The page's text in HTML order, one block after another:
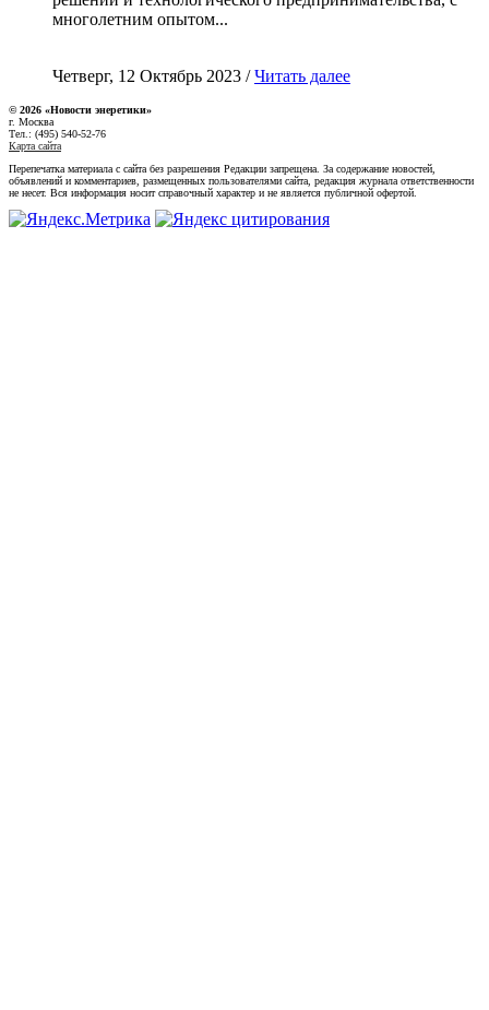
многолетним опытом...
Четверг, 12 Октябрь 2023 /Читать далее
© 2026 «Новости энеретики»
г. Москва
Тел.: (495) 540-52-76
Карта сайта
Перепечатка материала с сайта без разрешения Редакции запрещена. За содержание новостей,
объявлений и комментариев, размещенных пользователями сайта, редакция журнала ответственности
не несет. Вся информация носит справочный характер и не является публичной офертой.